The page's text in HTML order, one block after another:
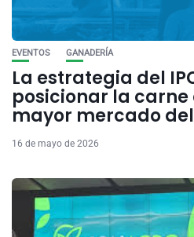
EVENTOS GANADERÍA
La estrategia del
posicionar la
mayor mercado
16 de mayo de 2026